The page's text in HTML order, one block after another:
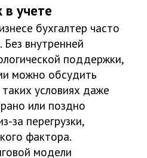
учете
бухгалтер часто
внутренней
поддержки,
можно обсудить
условиях даже
или поздно
за перегрузки,
фактора.
модели